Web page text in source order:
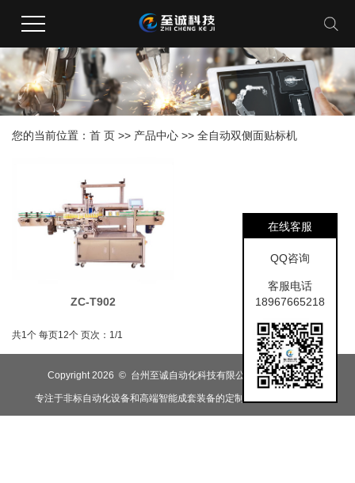
您的当前位置： 首 页 >> 产品中心 >> 全自动双侧面贴标机
ZC-T902
共1个 每页12个 页次：1/1
Copyright 2026 © 台州至诚自动化科技有限公司浙-888888
专注于非标自动化设备和高端智能成套装备的定制研发，生产及销售
在线客服
QQ咨询
客服电话
18967665218